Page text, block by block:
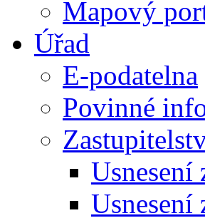
Mapový
Úřad
E-podatelna
Povinné
Usnesení
Usnesení